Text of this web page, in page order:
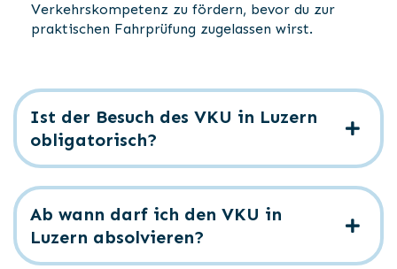
Verkehrskompetenz zu fördern, bevor du zur
praktischen Fahrprüfung zugelassen wirst.
Ist der Besuch des VKU in Luzern
obligatorisch?
Ab wann darf ich den VKU in
Luzern absolvieren?